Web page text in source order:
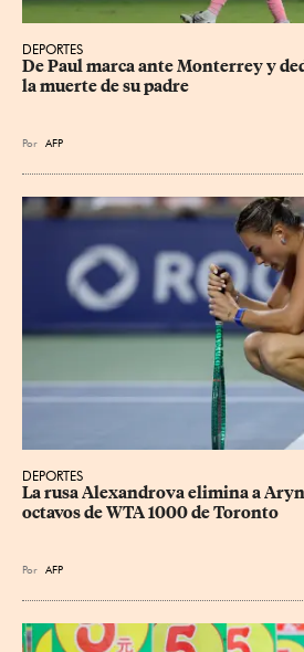
DEPORTES
De Paul marca ante Monterrey y
la muerte de su padre
Por AFP
DEPORTES
La rusa Alexandrova elimina a
octavos de WTA 1000 de Toronto
Por AFP